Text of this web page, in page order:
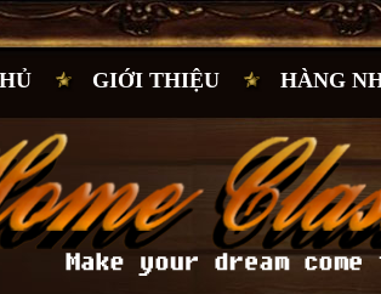
GIỚI THIỆU HÀNG